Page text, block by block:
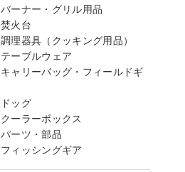
バーナー・グリル用品
焚火台
調理器具（クッキング用品）
テーブルウェア
キャリーバッグ・フィールドギ
ドッグ
クーラーボックス
パーツ・部品
フィッシングギア